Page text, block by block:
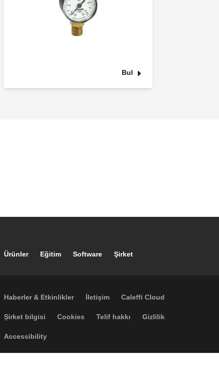
Bul
Footer main navigation
Ürünler Eğitim Software Şirket
Footer secondary navigation
Haberler & Etkinlikler İletişim Caleffi Cloud
Footer menu
Şirket bilgisi Cookies Telif hakkı Gizlilik
Accessibility